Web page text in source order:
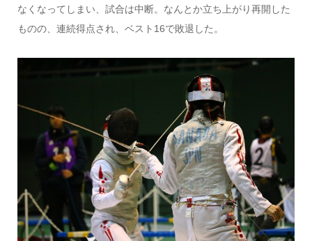
なくなってしまい、試合は中断。なんとか立ち上がり再開した
ものの、連続得点され、ベスト16で敗退した。